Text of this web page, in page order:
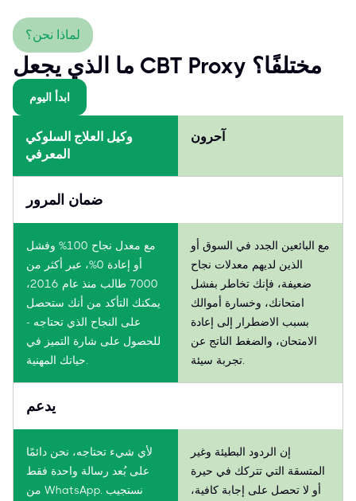
لماذا نحن؟
ما الذي يجعل CBT Proxy مختلفًا؟
ابدأ اليوم
وكيل العلاج السلوكي
المعرفي
آحرون
ضمان المرور
مع معدل نجاح 100% وفشل
أو إعادة 0%، عبر أكثر من
7000 طالب منذ عام 2016،
يمكنك التأكد من أنك ستحصل
على النجاح الذي تحتاجه -
للحصول على شارة التميز في
مع البائعين الجدد في السوق أو
الذين لديهم معدلات نجاح
ضعيفة، فإنك تخاطر بفشل
امتحانك، وخسارة أموالك
بسبب الاضطرار إلى إعادة
الامتحان، والضغط الناتج عن
يدعم
لأي شيء تحتاجه، نحن دائمًا
على بُعد رسالة واحدة فقط
من WhatsApp. نستجيب
إن الردود البطيئة وغير
المتسقة التي تتركك في حيرة
أو لا تحصل على إجابة كافية،